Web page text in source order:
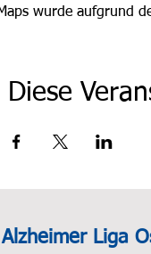
wurde aufgrund
Diese
Liga